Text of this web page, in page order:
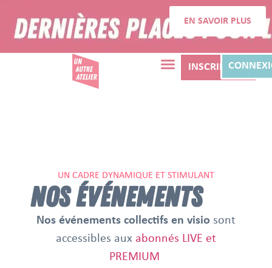
EN SAVOIR PLUS
INSCRIPTION
UN CADRE DYNAMIQUE ET STIMULANT
NOS ÉVÉNEMENTS
Nos événements collectifs en visio sont
accessibles aux abonnés LIVE et
PREMIUM